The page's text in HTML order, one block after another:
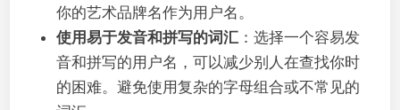
你的艺术品牌名作为用户名。
使用易于发音和拼写的词汇 ：选择一个容易发
音和拼写的用户名，可以减少别人在查找你时
的困难。避免使用复杂的字母组合或不常见的